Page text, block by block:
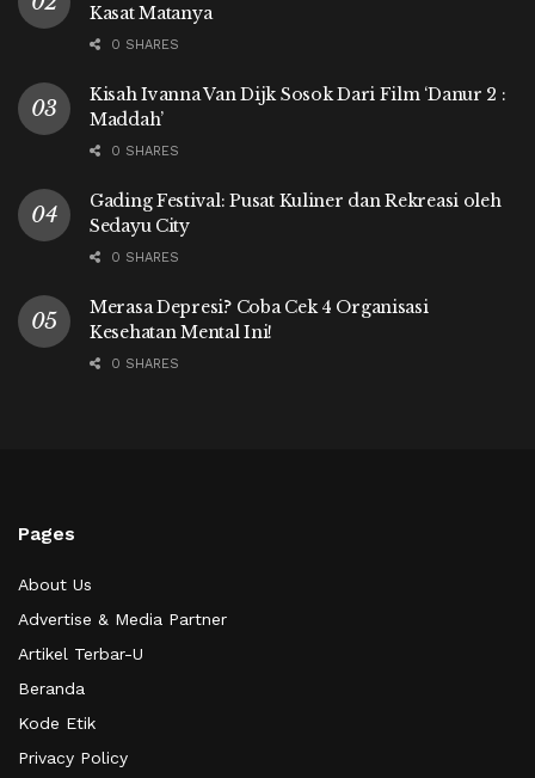
Kasat Matanya
0 SHARES
Kisah Ivanna Van Dijk Sosok Dari Film ‘Danur 2 :
Maddah’
0 SHARES
Gading Festival: Pusat Kuliner dan Rekreasi oleh
Sedayu City
0 SHARES
Merasa Depresi? Coba Cek 4 Organisasi
Kesehatan Mental Ini!
0 SHARES
Pages
About Us
Advertise & Media Partner
Artikel Terbar-U
Beranda
Kode Etik
Privacy Policy